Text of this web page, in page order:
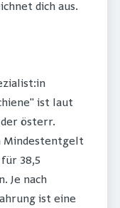
dich aus.
ist laut
österr.
Mindestentgelt
38,5
Je nach
ist eine